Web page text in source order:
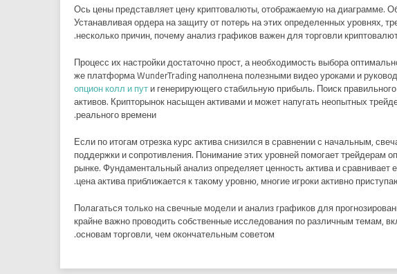
Ось цены представляет цену криптовалюты, отображаемую на диаграмме.
Устанавливая ордера на защиту от потерь на этих определенных уровнях,
несколько причин, почему анализ графиков важен для торговли
Процесс их настройки достаточно прост, а необходимость выбора
же платформа WunderTrading наполнена полезными видео уроками и
опцион колл и пути генерирующего стабильную прибыль. Поиск
активов. Крипторынок насыщен активами и может напугать неопытных
реального времени.
Если по итогам отрезка курс актива снизился в сравнении с начальным,
поддержки и сопротивления. Понимание этих уровней помогает
рынке. Фундаментальный анализ определяет ценность актива и
цена актива приближается к такому уровню, многие игроки активно
Полагаться только на свечные модели и анализ графиков для
крайне важно проводить собственные исследования по различным темам,
основам торговли, чем окончательным советом.